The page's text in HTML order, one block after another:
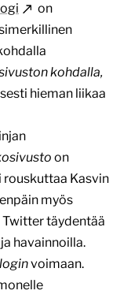
on
kohdalla,
hieman liikaa
on
rouskuttaa Kasvin
myös
täydentää
havainnoilla.
voimaan.